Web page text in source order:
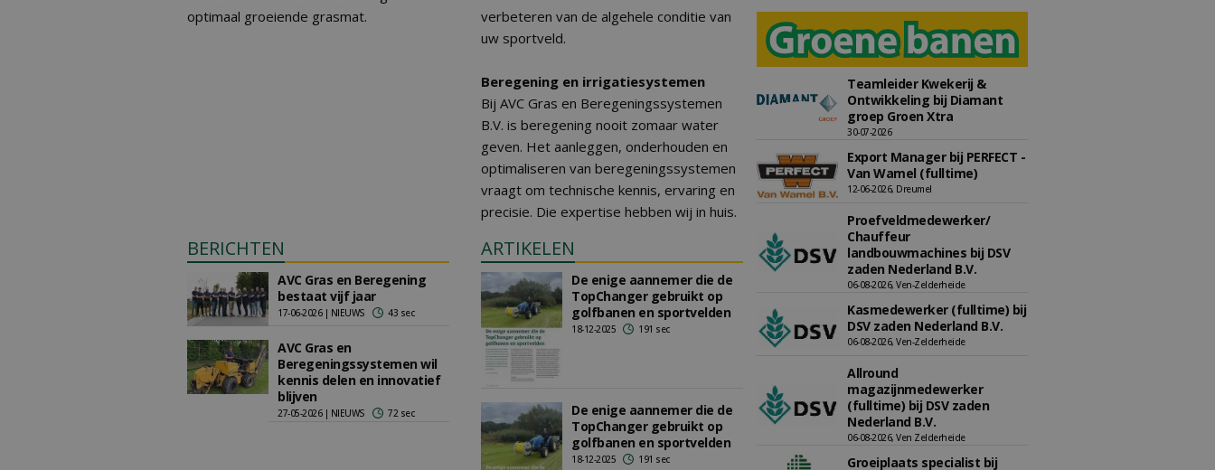
optimaal groeiende grasmat.
verbeteren van de algehele conditie van
uw sportveld.
Beregening en irrigatiesystemen
Bij AVC Gras en Beregeningssystemen
B.V. is beregening nooit zomaar water
geven. Het aanleggen, onderhouden en
optimaliseren van beregeningssystemen
vraagt om technische kennis, ervaring en
precisie. Die expertise hebben wij in huis.
BERICHTEN
AVC Gras en Beregening
bestaat vijf jaar
17-06-2026 | NIEUWS 43 sec
AVC Gras en
Beregeningssystemen wil
kennis delen en innovatief
blijven
27-05-2026 | NIEUWS 72 sec
ARTIKELEN
De enige aannemer die de
TopChanger gebruikt op
golfbanen en sportvelden
18-12-2025 191 sec
De enige aannemer die de
TopChanger gebruikt op
golfbanen en sportvelden
18-12-2025 191 sec
Teamleider Kwekerij &
Ontwikkeling bij Diamant
groep Groen Xtra
30-07-2026
Export Manager bij PERFECT -
Van Wamel (fulltime)
12-06-2026, Dreumel
Proefveldmedewerker/
Chauffeur
landbouwmachines bij DSV
zaden Nederland B.V.
06-08-2026, Ven-Zelderheide
Kasmedewerker (fulltime) bij
DSV zaden Nederland B.V.
06-08-2026, Ven-Zelderheide
Allround
magazijnmedewerker
(fulltime) bij DSV zaden
Nederland B.V.
06-08-2026, Ven Zelderheide
Groeiplaats specialist bij